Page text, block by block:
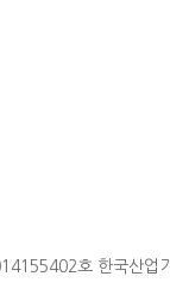
호 한국산업